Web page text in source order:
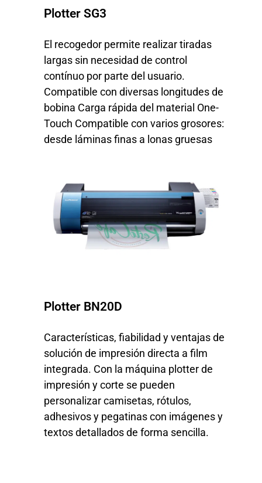
Plotter SG3
El recogedor permite realizar tiradas
largas sin necesidad de control
contínuo por parte del usuario.
Compatible con diversas longitudes de
bobina Carga rápida del material One-
Touch Compatible con varios grosores:
desde láminas finas a lonas gruesas
Plotter BN20D
Características, fiabilidad y ventajas de
solución de impresión directa a film
integrada. Con la máquina plotter de
impresión y corte se pueden
personalizar camisetas, rótulos,
adhesivos y pegatinas con imágenes y
textos detallados de forma sencilla.